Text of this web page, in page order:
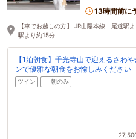
13時間前に
【車でお越しの方】 JR山陽本線 尾道駅
駅より約15分
【1泊朝食】千光寺山で迎えるさわ
ンで優雅な朝食をお愉しみください
ツイン 朝のみ